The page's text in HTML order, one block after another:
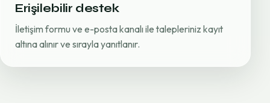
Erişilebilir destek
İletişim formu ve e-posta kanalı ile talepleriniz kayıt
altına alınır ve sırayla yanıtlanır.